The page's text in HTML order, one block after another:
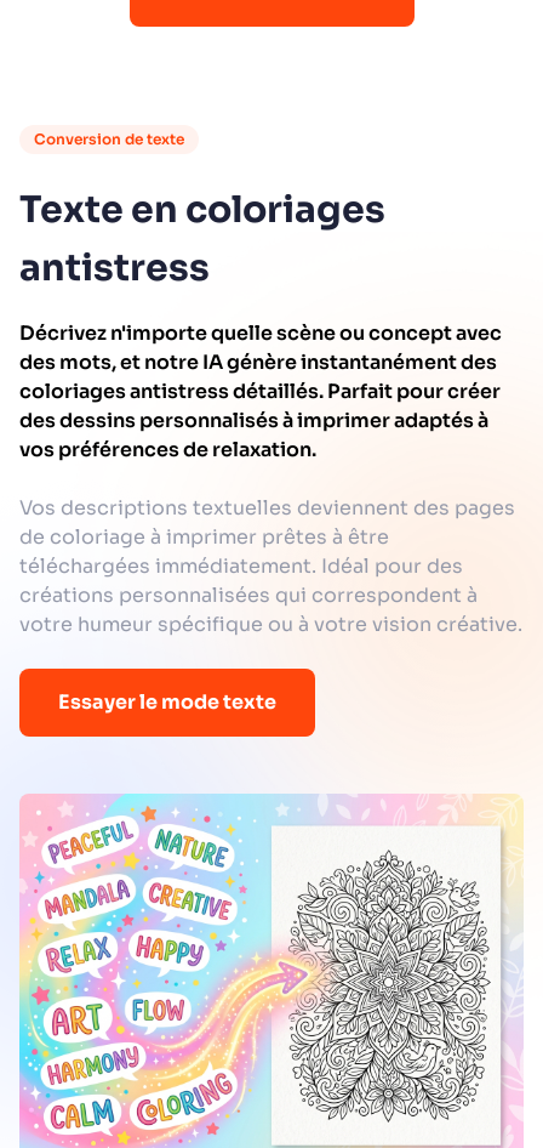
Conversion de texte
Texte en coloriages
antistress
Décrivez n'importe quelle scène ou concept avec
des mots, et notre IA génère instantanément des
coloriages antistress détaillés. Parfait pour créer
des dessins personnalisés à imprimer adaptés à
vos préférences de relaxation.
Vos descriptions textuelles deviennent des pages
de coloriage à imprimer prêtes à être
téléchargées immédiatement. Idéal pour des
créations personnalisées qui correspondent à
votre humeur spécifique ou à votre vision créative.
Essayer le mode texte